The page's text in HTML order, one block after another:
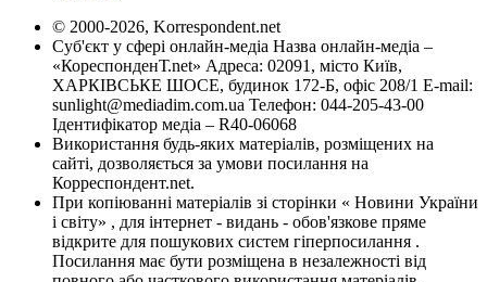
© 2000-2026, Korrespondent.net
Суб'єкт у сфері онлайн-медіа Назва онлайн-медіа –
«КореспонденТ.net» Адреса: 02091, місто Київ,
ХАРКІВСЬКЕ ШОСЕ, будинок 172-Б, офіс 208/1 E-mail:
sunlight@mediadim.com.ua Телефон: 044-205-43-00
Ідентифікатор медіа – R40-06068
Використання будь-яких матеріалів, розміщених на
сайті, дозволяється за умови посилання на
Корреспондент.net.
При копіюванні матеріалів зі сторінки « Новини України
і світу» , для інтернет - видань - обов'язкове пряме
відкрите для пошукових систем гіперпосилання .
Посилання має бути розміщена в незалежності від